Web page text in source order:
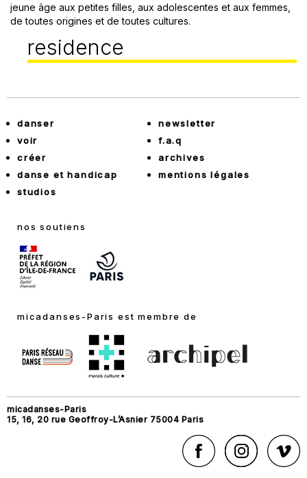
jeune âge aux petites filles, aux adolescentes et aux femmes,
de toutes origines et de toutes cultures.
residence
danser
voir
créer
danse et handicap
studios
newsletter
f.a.q
archives
mentions légales
nos soutiens
micadanses-Paris est membre de
micadanses-Paris
15, 16, 20 rue Geoffroy-L’Asnier 75004 Paris